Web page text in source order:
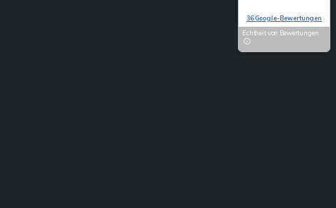
36 Google-Bewertungen
Echtheit von Bewertungen